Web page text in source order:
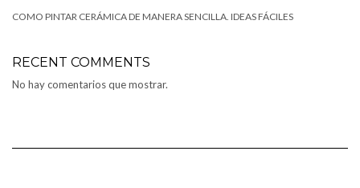
COMO PINTAR CERÁMICA DE MANERA SENCILLA. IDEAS FÁCILES
RECENT COMMENTS
No hay comentarios que mostrar.